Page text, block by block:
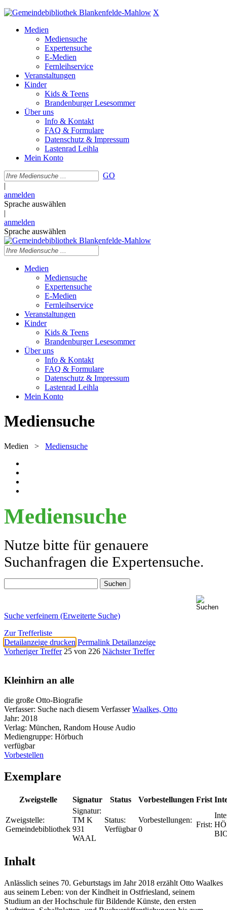
X
Medien
Mediensuche
Expertensuche
E-Medien
Fernleihservice
Veranstaltungen
Kinder
Kids & Teens
Brandenburger Lesesommer
Über uns
Info & Kontakt
FAQ & Formulare
Datenschutz & Impressum
Lastenrad Leihla
Mein Konto
GO
|
anmelden
Sprache auswählen
|
anmelden
Sprache auswählen
Medien
Mediensuche
Expertensuche
E-Medien
Fernleihservice
Veranstaltungen
Kinder
Kids & Teens
Brandenburger Lesesommer
Über uns
Info & Kontakt
FAQ & Formulare
Datenschutz & Impressum
Lastenrad Leihla
Mein Konto
Mediensuche
Medien > Mediensuche
Mediensuche
Nutze bitte für genauere
Suchanfragen die Expertensuche.
Suche verfeinern (Erweiterte Suche)
Zur Trefferliste
Detailanzeige drucken Permalink Detailanzeige
Vorheriger Treffer 25 von 226 Nächster Treffer
Kleinhirn an alle
die große Otto-Biografie
Verfasser: Suche nach diesem Verfasser Waalkes, Otto
Jahr: 2018
Verlag: München, Random House Audio
Mediengruppe: Hörbuch
verfügbar
Vorbestellen
Exemplare
Zweigstelle Signatur Status Vorbestellungen Frist
Zweigstelle:
Gemeindebibliothek
Signatur:
TM K
931
WAAL
Status:
Verfügbar
Vorbestellungen:
0
Frist:
Inhalt
Anlässlich seines 70. Geburtstags im Jahr 2018 erzählt Otto Waalkes
aus seinem Leben: von der Kindheit in Ostfriesland, seinem
Studium an der Hochschule für Bildende Künste, den ersten